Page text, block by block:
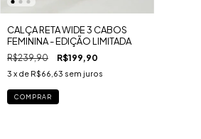
CALÇA RETA WIDE 3 CABOS
FEMININA - EDIÇÃO LIMITADA
R$239,90 R$199,90
3 x de R$66,63 sem juros
COMPRAR